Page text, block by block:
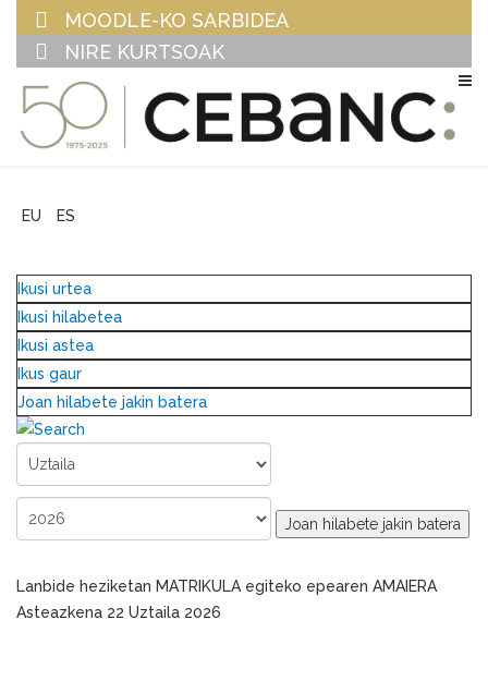
MOODLE-KO SARBIDEA
NIRE KURTSOAK
EU ES
Ikusi urtea
Ikusi hilabetea
Ikusi astea
Ikus gaur
Joan hilabete jakin batera
Joan hilabete jakin batera
Lanbide heziketan MATRIKULA egiteko epearen AMAIERA
Asteazkena 22 Uztaila 2026